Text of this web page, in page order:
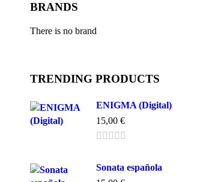
BRANDS
There is no brand
TRENDING PRODUCTS
ENIGMA (Digital)
15,00 €
Sonata española